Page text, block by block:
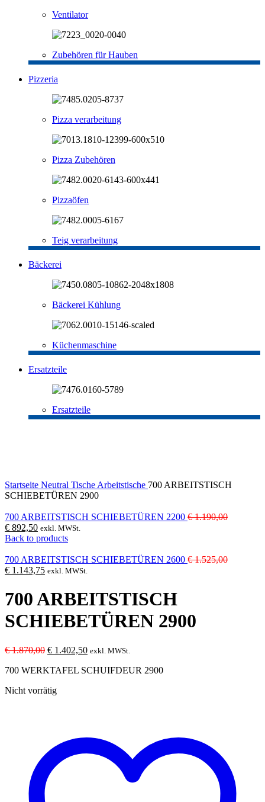
Ventilator
Zubehören für Hauben
Pizzeria
Pizza verarbeitung
Pizza Zubehören
Pizzaöfen
Teig verarbeitung
Bäckerei
Bäckerei Kühlung
Küchenmaschine
Ersatzteile
Ersatzteile
Startseite Neutral Tische Arbeitstische 700 ARBEITSTISCH
SCHIEBETÜREN 2900
700 ARBEITSTISCH SCHIEBETÜREN 2200 €1.190,00
€ 892,50Aktueller
Preis
€ 892,50.
exkl. MWSt.
Back to products
700 ARBEITSTISCH SCHIEBETÜREN 2600 €1.525,00
€ 1.143,75Aktueller
ist:
€ 1.143,75.
exkl. MWSt.
700 ARBEITSTISCH
SCHIEBETÜREN 2900
€1.870,00 Ursprünglicher
war:
€ 1.402,50Aktueller
ist:
exkl. MWSt.
700 WERKTAFEL SCHUIFDEUR 2900
Nicht vorrätig